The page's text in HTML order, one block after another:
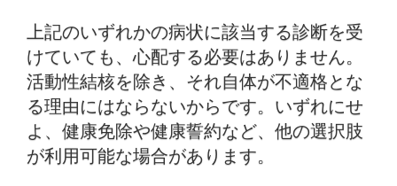
上記のいずれかの病状に該当する診断を受
けていても、心配する必要はありません。
活動性結核を除き、それ自体が不適格とな
る理由にはならないからです。いずれにせ
よ、健康免除や健康誓約など、他の選択肢
が利用可能な場合があります。